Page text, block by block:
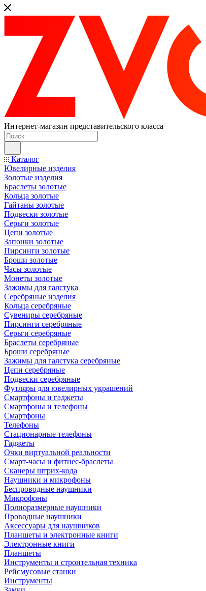
Интернет-магазин представительского класса
Каталог
Ювелирные изделия
Золотые изделия
Браслеты золотые
Кольца золотые
Гайтаны золотые
Подвески золотые
Серьги золотые
Цепи золотые
Запонки золотые
Пирсинги золотые
Броши золотые
Часы золотые
Монеты золотые
Зажимы для галстука
Серебряные изделия
Кольца серебряные
Сувениры серебряные
Пирсинги серебряные
Серьги серебряные
Браслеты серебряные
Броши серебряные
Зажимы для галстука серебряные
Цепи серебряные
Подвески серебряные
Футляры для ювелирных украшений
Смартфоны и гаджеты
Смартфоны и телефоны
Смартфоны
Телефоны
Стационарные телефоны
Гаджеты
Очки виртуальной реальности
Смарт-часы и фитнес-браслеты
Сканеры штрих-кода
Наушники и микрофоны
Беспроводные наушники
Микрофоны
Полноразмерные наушники
Проводные наушники
Аксессуары для наушников
Планшеты и электронные книги
Электронные книги
Планшеты
Инструменты и строительная техника
Рейсмусовые станки
Инструменты